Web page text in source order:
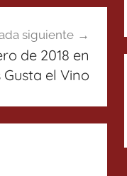
siguiente
de 2018 en
Gusta el Vino